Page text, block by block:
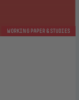
WORKING PAPER & STUDIES